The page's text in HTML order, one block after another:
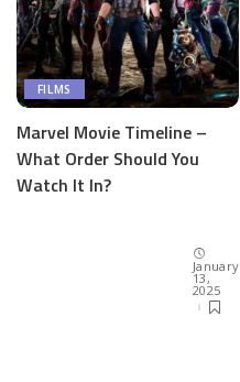
FILMS
Marvel Movie Timeline –
What Order Should You
Watch It In?
January
13,
2025